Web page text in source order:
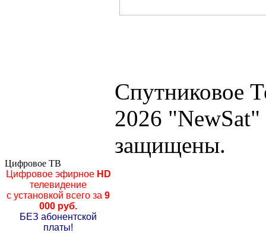
Спутниковое
2026
защищены.
Цифровое ТВ
Цифровое эфирноеHD
телевидение
с установкой всего за 9
000 руб.
БЕЗ абонентской
платы!